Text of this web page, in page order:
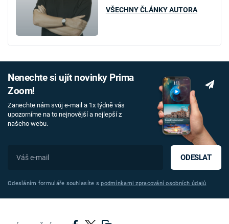
VŠECHNY ČLÁNKY AUTORA
Nenechte si ujít novinky Prima
Zoom!
Zanechte nám svůj e-mail a 1x týdně vás
upozorníme na to nejnovější a nejlepší z
našeho webu.
ODESLAT
Odesláním formuláře souhlasíte spodmínkami zpracování osobních údajů